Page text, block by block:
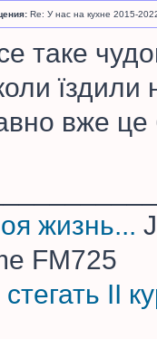
Re: У нас на кухне 2015-
таке
їздили
вже це
жизнь...
FM725
стегать II